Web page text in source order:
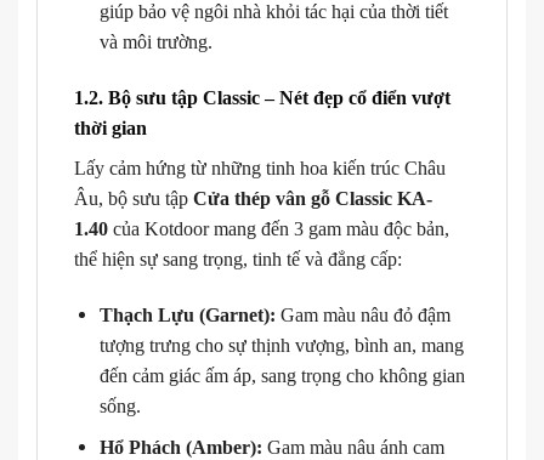
giúp bảo vệ ngôi nhà khỏi tác hại của thời tiết
và môi trường.
1.2. Bộ sưu tập Classic – Nét đẹp cổ điển vượt
thời gian
Lấy cảm hứng từ những tinh hoa kiến trúc Châu
Âu, bộ sưu tập Cửa thép vân gỗ Classic KA-
1.40 của Kotdoor mang đến 3 gam màu độc bản,
thể hiện sự sang trọng, tinh tế và đẳng cấp:
Thạch Lựu (Garnet): Gam màu nâu đỏ đậm
tượng trưng cho sự thịnh vượng, bình an, mang
đến cảm giác ấm áp, sang trọng cho không gian
sống.
Hổ Phách (Amber): Gam màu nâu ánh cam